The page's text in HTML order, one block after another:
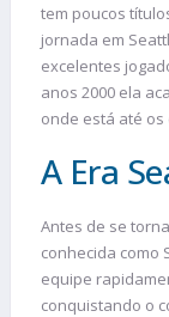
tem poucos
jornada em
excelentes
anos 2000 ela
onde está até os
A Era
Antes de se
conhecida como
equipe
conquistando o